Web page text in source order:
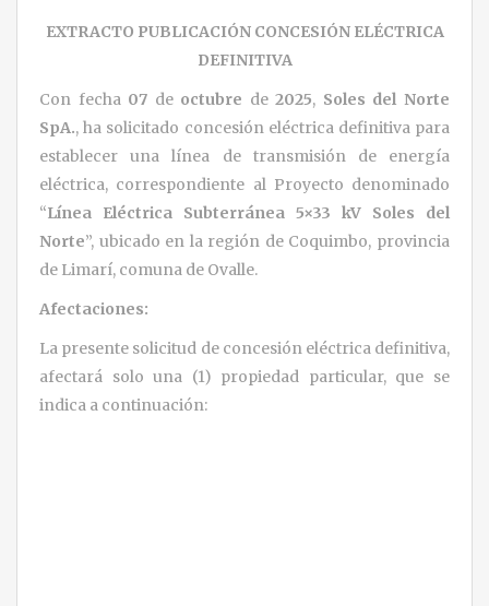
EXTRACTO PUBLICACIÓN CONCESIÓN ELÉCTRICA
DEFINITIVA
Con fecha 07 de octubre de2025, Soles del Norte
SpA., ha solicitado concesión eléctrica definitiva para
establecer una línea de transmisión de energía
eléctrica, correspondiente al Proyecto denominado
“Línea Eléctrica Subterránea 5×33 kV Soles del
Norte”, ubicado en la región de Coquimbo, provincia
de Limarí, comuna de Ovalle.
Afectaciones:
La presente solicitud de concesión eléctrica definitiva,
afectará solo una (1) propiedad particular, que se
indica a continuación: